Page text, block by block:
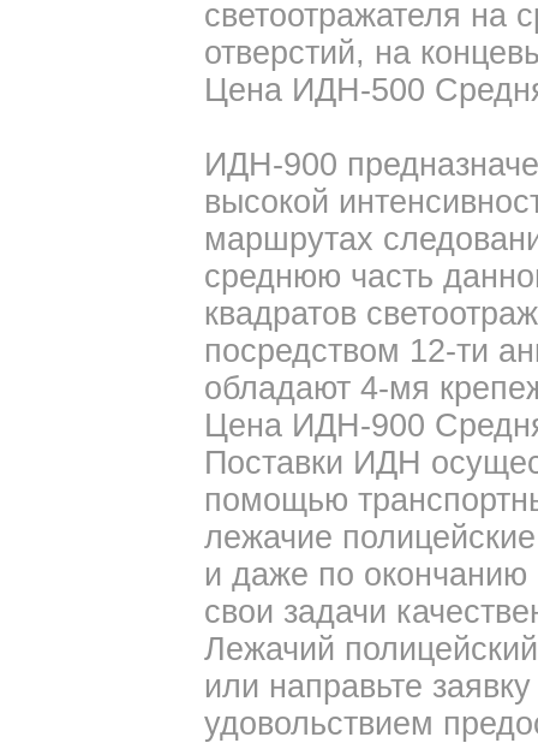
светоотражателя на
отверстий, на
Цена ИДН-500
ИДН-900
высокой
маршрутах
среднюю часть
квадратов
посредством 12-ти
обладают 4-мя
Цена ИДН-900
Поставки ИДН
помощью
лежачие
и даже по окончанию
свои задачи
Лежачий
или направьте
удовольствием